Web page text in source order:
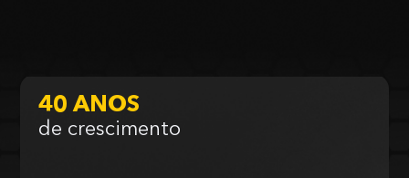
40 ANOS
de crescimento